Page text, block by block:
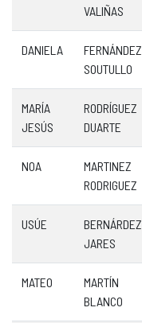
VALIÑAS
DANIELA
FERNÁNDEZ
SOUTULLO
MARÍA
JESÚS
RODRÍGUEZ
DUARTE
NOA
MARTINEZ
RODRIGUEZ
USÚE
BERNÁRDEZ
JARES
MATEO
MARTÍN
BLANCO